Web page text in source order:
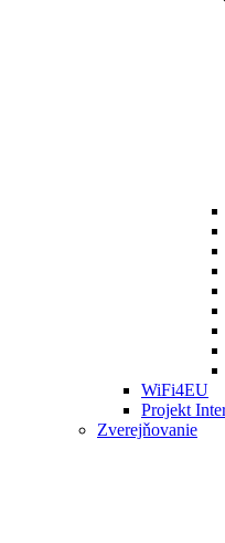
WiFi4EU
Projekt
Zverejňovanie